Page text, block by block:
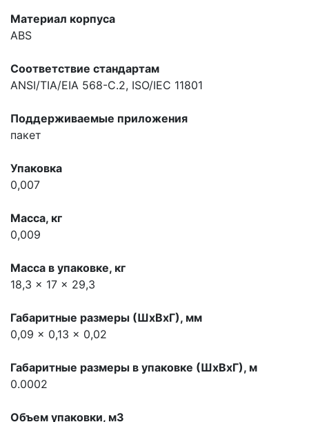
Материал корпуса
ABS
Соответствие стандартам
ANSI/TIA/EIA 568-C.2, ISO/IEC 11801
Поддерживаемые приложения
пакет
Упаковка
0,007
Масса, кг
0,009
Масса в упаковке, кг
18,3 x 17 x 29,3
Габаритные размеры (ШхВхГ), мм
0,09 x 0,13 x 0,02
Габаритные размеры в упаковке (ШхВхГ), м
0.0002
Объем упаковки, м3